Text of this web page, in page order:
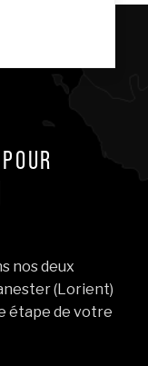
nos deux
(Lorient)
étape de votre